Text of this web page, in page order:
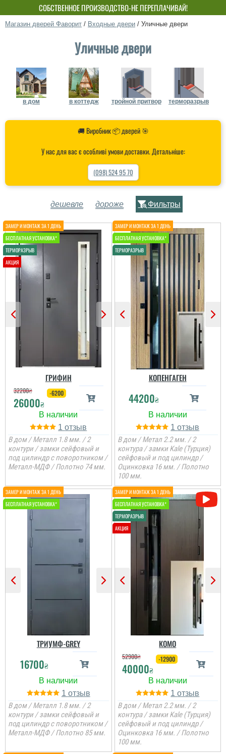
СОБСТВЕННОЕ ПРОИЗВОДСТВО-НЕ ПЕРЕПЛАЧИВАЙ!
Магазин дверей Фаворит / Входные двери / Уличные двери
Уличные двери
в дом в коттедж тройной притвор терморазрыв
🚚 Виробник 📦 дверей 🎯
У нас для вас є особливі умови доставки. Детальніше:
(098) 524 95 70
дешевле дороже Фильтры
ГРИФИН
32200₴
26000₴
-6200
1
В дом / Металл 1.8 мм. / 2
контури / замки сейфовый и
под цилиндр с поворотником /
Металл-МДФ / Полотно 74 мм.
КОПЕНГАГЕН
44200₴
1
В дом / Метал 2.2 мм. / 2
контура / замки Kale (Турция)
сейфовый и под цилиндр /
Оцинковка 16 мм. / Полотно
100 мм.
ТРИУМФ-GREY
16700₴
1
В дом / Металл 1.8 мм. / 2
контури / замки сейфовый и
под цилиндр с поворотником /
Металл-МДФ / Полотно 85 мм.
КОМО
52900₴
40000₴
-12900
1
В дом / Метал 2.2 мм. / 2
контура / замки Kale (Турция)
сейфовый и под цилиндр /
Оцинковка 16 мм. / Полотно
100 мм.